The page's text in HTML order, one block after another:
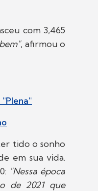
com 3,465
, afirmou o
tido o sonho
em sua vida.
"Nessa época
de 2021 que